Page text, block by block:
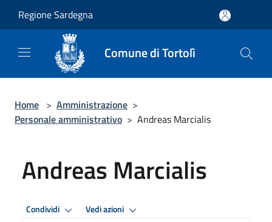
Regione Sardegna
Comune di Tortolì
Home > Amministrazione >
Personale amministrativo > Andreas Marcialis
Andreas Marcialis
Condividi Vedi azioni